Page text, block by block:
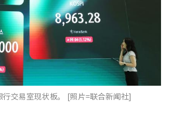
交易室现状板。 [照片=联合新闻社]